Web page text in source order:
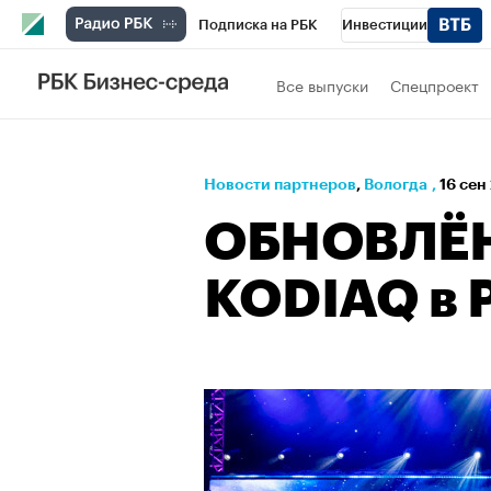
Подписка на РБК Инвестиции
РБК Вино
Проверка контрагентов Политика
Все выпуски Спецпроект
Новости партнеров⁠, Вологда , 16 сен
KODIAQ в